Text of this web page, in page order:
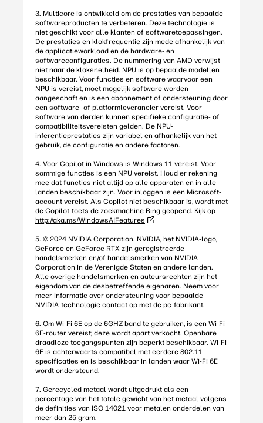
3. Multicore is ontwikkeld om de prestaties van bepaalde
softwareproducten te verbeteren. Deze technologie is
niet geschikt voor alle klanten of softwaretoepassingen.
De prestaties en klokfrequentie zijn mede afhankelijk van
de applicatieworkload en de hardware- en
softwareconfiguraties. De nummering van AMD verwijst
niet naar de kloksnelheid. NPU is op bepaalde modellen
beschikbaar. Voor functies en software waarvoor een
NPU is vereist, moet mogelijk software worden
aangeschaft en is een abonnement of ondersteuning door
een software- of platformleverancier vereist. Voor
software van derden kunnen specifieke configuratie- of
compatibiliteitsvereisten gelden. De NPU-
inferentieprestaties zijn variabel en afhankelijk van het
gebruik, de configuratie en andere factoren.
4. Voor Copilot in Windows is Windows 11 vereist. Voor
sommige functies is een NPU vereist. Houd er rekening
mee dat functies niet altijd op alle apparaten en in alle
landen beschikbaar zijn. Voor inloggen is een Microsoft-
account vereist. Als Copilot niet beschikbaar is, wordt met
de Copilot-toets de zoekmachine Bing geopend. Kijk op
http://aka.ms/WindowsAIFeatures
5. © 2024 NVIDIA Corporation. NVIDIA, het NVIDIA-logo,
GeForce en GeForce RTX zijn geregistreerde
handelsmerken en/of handelsmerken van NVIDIA
Corporation in de Verenigde Staten en andere landen.
Alle overige handelsmerken en auteursrechten zijn het
eigendom van de desbetreffende eigenaren. Neem voor
meer informatie over ondersteuning voor bepaalde
NVIDIA-technologie contact op met de pc-fabrikant.
6. Om Wi-Fi 6E op de 6GHZ-band te gebruiken, is een Wi-Fi
6E-router vereist; deze wordt apart verkocht. Openbare
draadloze toegangspunten zijn beperkt beschikbaar. Wi-Fi
6E is achterwaarts compatibel met eerdere 802.11-
specificaties en is beschikbaar in landen waar Wi-Fi 6E
wordt ondersteund.
7. Gerecycled metaal wordt uitgedrukt als een
percentage van het totale gewicht van het metaal volgens
de definities van ISO 14021 voor metalen onderdelen van
meer dan 25 gram.